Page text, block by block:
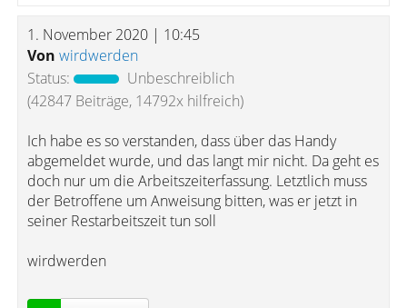
1. November 2020 | 10:45
Von wirdwerden
Status:
Unbeschreiblich
(42847 Beiträge, 14792x hilfreich)
Ich habe es so verstanden, dass über das Handy
abgemeldet wurde, und das langt mir nicht. Da geht es
doch nur um die Arbeitszeiterfassung. Letztlich muss
der Betroffene um Anweisung bitten, was er jetzt in
seiner Restarbeitszeit tun soll
wirdwerden